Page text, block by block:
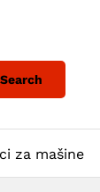
Search
za mašine